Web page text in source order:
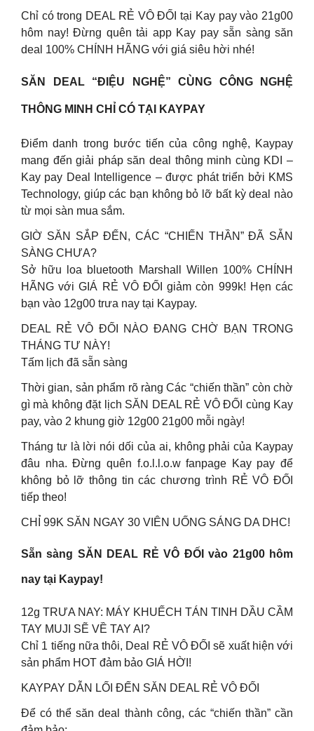
Chỉ có trong DEAL RẺ VÔ ĐỐI tại Kay pay vào 21g00
hôm nay! Đừng quên tải app Kay pay sẵn sàng săn
deal 100% CHÍNH HÃNG với giá siêu hời nhé!
SĂN DEAL “ĐIỆU NGHỆ” CÙNG CÔNG NGHỆ
THÔNG MINH CHỈ CÓ TẠI KAYPAY
Điểm danh trong bước tiến của công nghệ, Kaypay
mang đến giải pháp săn deal thông minh cùng KDI –
Kay pay Deal Intelligence – được phát triển bởi KMS
Technology, giúp các bạn không bỏ lỡ bất kỳ deal nào
từ mọi sàn mua sắm.
GIỜ SĂN SẮP ĐẾN, CÁC “CHIẾN THẦN” ĐÃ SẴN
SÀNG CHƯA?
Sở hữu loa bluetooth Marshall Willen 100% CHÍNH
HÃNG với GIÁ RẺ VÔ ĐỐI giảm còn 999k! Hẹn các
bạn vào 12g00 trưa nay tại Kaypay.
DEAL RẺ VÔ ĐỐI NÀO ĐANG CHỜ BẠN TRONG
THÁNG TƯ NÀY!
Tấm lịch đã sẵn sàng
Thời gian, sản phẩm rõ ràng Các “chiến thần” còn chờ
gì mà không đặt lịch SĂN DEAL RẺ VÔ ĐỐI cùng Kay
pay, vào 2 khung giờ 12g00 21g00 mỗi ngày!
Tháng tư là lời nói dối của ai, không phải của Kaypay
đâu nha. Đừng quên f.o.l.l.o.w fanpage Kay pay để
không bỏ lỡ thông tin các chương trình RẺ VÔ ĐỐI
tiếp theo!
CHỈ 99K SĂN NGAY 30 VIÊN UỐNG SÁNG DA DHC!
Sẵn sàng SĂN DEAL RẺ VÔ ĐỐI vào 21g00 hôm
nay tại Kaypay!
12g TRƯA NAY: MÁY KHUẾCH TÁN TINH DẦU CẦM
TAY MUJI SẼ VỀ TAY AI?
Chỉ 1 tiếng nữa thôi, Deal RẺ VÔ ĐỐI sẽ xuất hiện với
sản phẩm HOT đảm bảo GIÁ HỜI!
KAYPAY DẪN LỐI ĐẾN SĂN DEAL RẺ VÔ ĐỐI
Để có thể săn deal thành công, các “chiến thần” cần